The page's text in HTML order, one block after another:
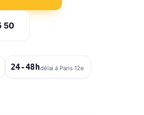
50
24-48hdélai à Paris 12e